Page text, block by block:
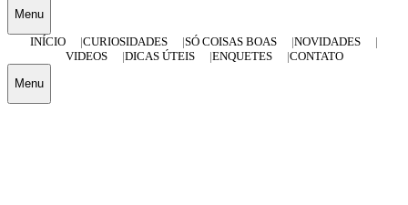
Menu
INÍCIO
CURIOSIDADES SÓ COISAS BOAS
NOVIDADES
VIDEOS
DICAS ÚTEIS ENQUETES CONTATO
Menu